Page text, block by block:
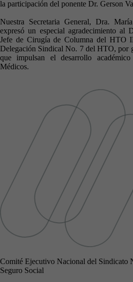
la participación del ponente Dr. Gerson
Nuestra Secretaria General, Dra.
expresó un especial agradecimiento al
Jefe de Cirugía de Columna del HTO
Delegación Sindical No. 7 del HTO, por
que impulsan el desarrollo
Médicos.
Comité Ejecutivo Nacional del Sindicato
Seguro Social